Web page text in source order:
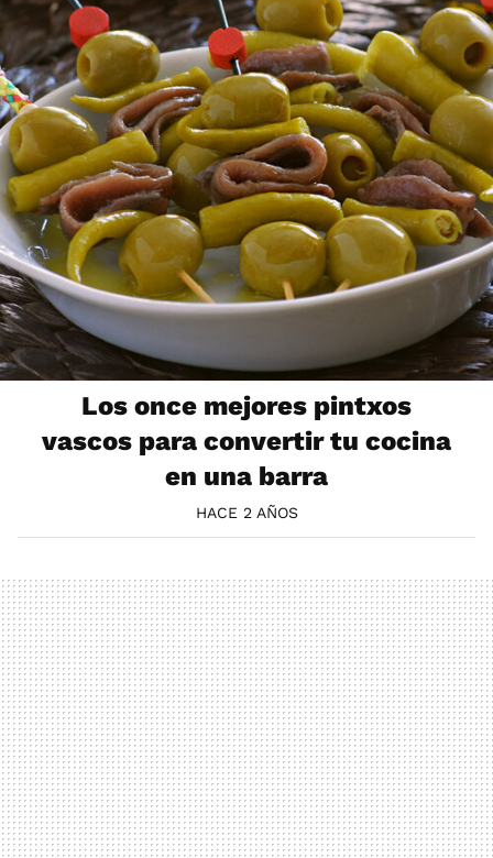
Los once mejores pintxos
vascos para convertir tu cocina
en una barra
HACE 2 AÑOS